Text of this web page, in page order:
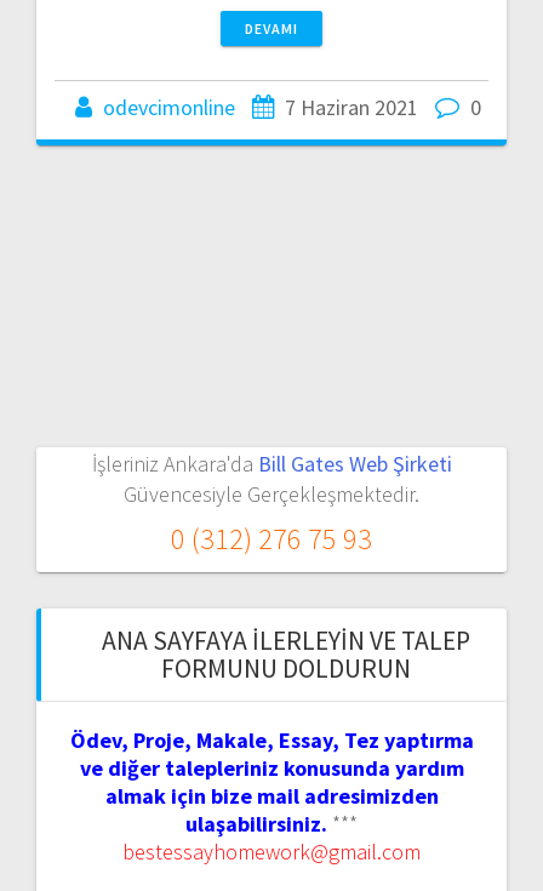
DEVAMI
odevcimonline 7 Haziran 2021 0
İşleriniz Ankara'da Bill Gates Web Şirketi
Güvencesiyle Gerçekleşmektedir.
0 (312) 276 75 93
ANA SAYFAYA İLERLEYIN VE TALEP
FORMUNU DOLDURUN
Ödev, Proje, Makale, Essay, Tez yaptırma
ve diğer talepleriniz konusunda yardım
almak için bize mail adresimizden
ulaşabilirsiniz. ***
bestessayhomework@gmail.com